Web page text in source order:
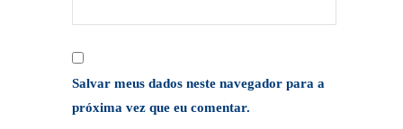
Salvar meus dados neste navegador para a
próxima vez que eu comentar.